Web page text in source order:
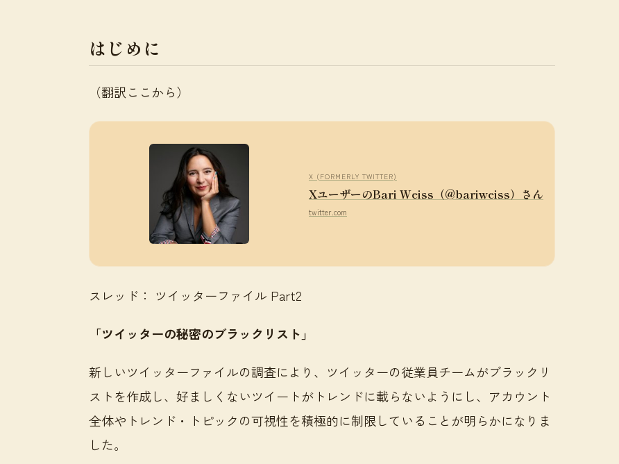
はじめに
（翻訳ここから）
X (FORMERLY TWITTER)
XユーザーのBari Weiss（@bariweiss）さん
twitter.com
スレッド： ツイッターファイル Part2
「ツイッターの秘密のブラックリスト」
新しいツイッターファイルの調査により、ツイッターの従業員チームがブラックリ
ストを作成し、好ましくないツイートがトレンドに載らないようにし、アカウント
全体やトレンド・トピックの可視性を積極的に制限していることが明らかになりま
した。